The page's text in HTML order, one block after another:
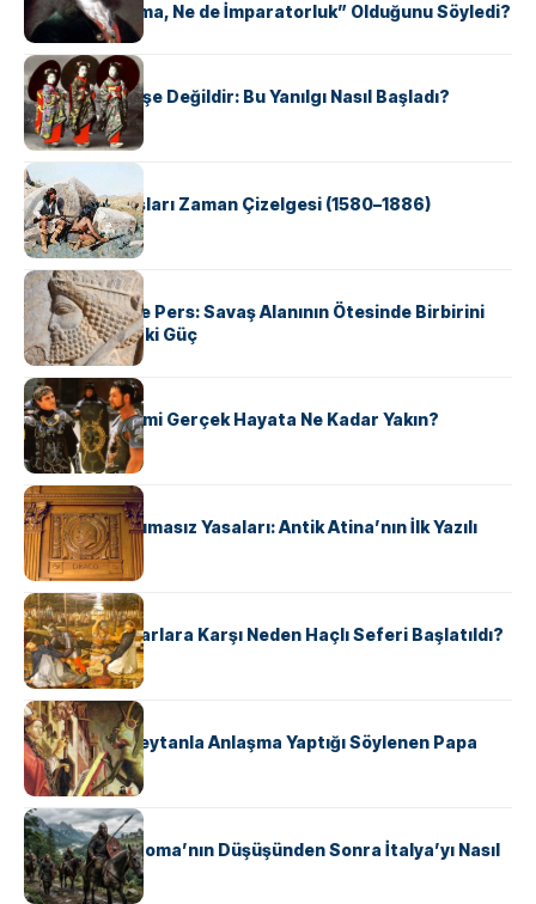
Kutsal, Ne Roma, Ne de İmparatorluk” Olduğunu Söyledi?
KÜLTÜR
Geyşalar Fahişe Değildir: Bu Yanılgı Nasıl Başladı?
KÜLTÜR
Apache Savaşları Zaman Çizelgesi (1580–1886)
KÜLTÜR
Antik Yunan ve Pers: Savaş Alanının Ötesinde Birbirini
Şekillendiren İki Güç
KÜLTÜR
‘Gladiator’ Filmi Gerçek Hayata Ne Kadar Yakın?
KÜLTÜR
Draco’nun Acımasız Yasaları: Antik Atina’nın İlk Yazılı
Hukuk Kodu
KÜLTÜR
Avrupalı ​​Katharlara Karşı Neden Haçlı Seferi Başlatıldı?
KÜLTÜR
II. Silvester: Şeytanla Anlaşma Yaptığı Söylenen Papa
KÜLTÜR
Ostrogotlar Roma’nın Düşüşünden Sonra İtalya’yı Nasıl
Ele Geçirdi?